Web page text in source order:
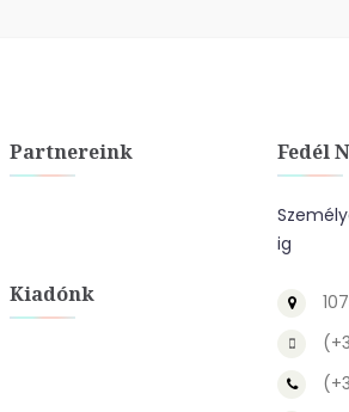
Partnereink
Kiadónk
Fedél
ig